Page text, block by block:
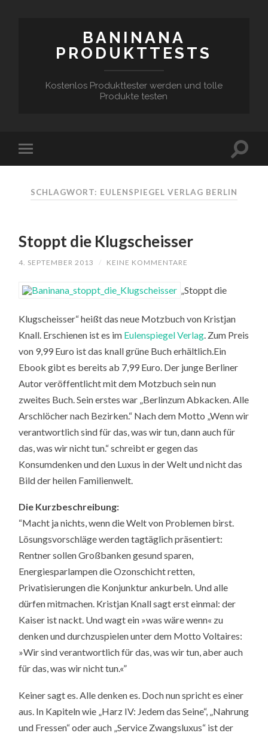
BANINANA
PRODUKTTESTS
Kostenlos Produkttester werden und tolle
Produkte testen
SCHLAGWORT: EULENSPIEGEL VERLAG BERLIN
Stoppt die Klugscheisser
4. SEPTEMBER 2013 / KEINE KOMMENTARE
„Stoppt die
Klugscheisser“ heißt das neue Motzbuch von Kristjan
Knall. Erschienen ist es im Eulenspiegel Verlag . Zum Preis
von 9,99 Euro ist das knall grüne Buch erhältlich.Ein
Ebook gibt es bereits ab 7,99 Euro. Der junge Berliner
Autor veröffentlicht mit dem Motzbuch sein nun
zweites Buch. Sein erstes war „Berlinzum Abkacken. Alle
Arschlöcher nach Bezirken.“ Nach dem Motto „Wenn wir
verantwortlich sind für das, was wir tun, dann auch für
das, was wir nicht tun.“ schreibt er gegen das
Konsumdenken und den Luxus in der Welt und nicht das
Bild der heilen Familienwelt.
Die Kurzbeschreibung:
“Macht ja nichts, wenn die Welt von Problemen birst.
Lösungsvorschläge werden tagtäglich präsentiert:
Rentner sollen Großbanken gesund sparen,
Energiesparlampen die Ozonschicht retten,
Privatisierungen die Konjunktur ankurbeln. Und alle
dürfen mitmachen. Kristjan Knall sagt erst einmal: der
Kaiser ist nackt. Und wagt ein »was wäre wenn« zu
denken und durchzuspielen unter dem Motto Voltaires:
»Wir sind verantwortlich für das, was wir tun, aber auch
für das, was wir nicht tun.«”
Keiner sagt es. Alle denken es. Doch nun spricht es einer
aus. In Kapiteln wie „Harz IV: Jedem das Seine“, „Nahrung
und Fressen“ oder auch „Service Zwangsluxus“ ist der